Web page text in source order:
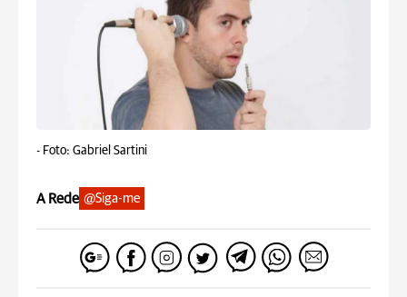
- Foto: Gabriel Sartini
A Rede @Siga-me